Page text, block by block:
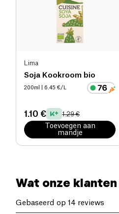
Lima
Soja Kookroom bio
200ml | 6.45 €/L
1.10 € 1.29 €
Toevoegen aan
mandje
Wat onze klanten
Gebaseerd op 14 reviews